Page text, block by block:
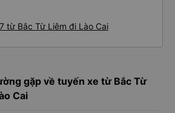
từ Bắc Từ Liêm đi Lào Cai
gặp về tuyến xe từ Bắc Từ
Cai